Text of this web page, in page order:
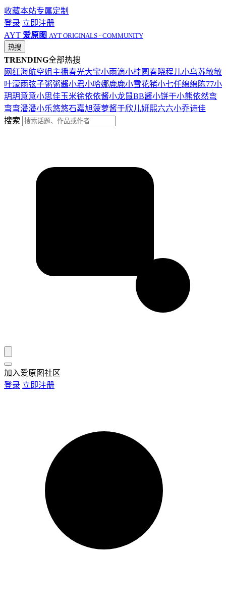
收藏本站专属定制
登录 立即注册
AYT 爱原图 AYT ORIGINALS · COMMUNITY
热搜
TRENDING全部热搜
网红海航空姐 主播春光大宝小雨滴小桂圆春晓程儿小乌苏敏敏
叶濛雨弦子粥粥酱小君小哈娜鹿鹿小雪花猪小七任绵绵 陈77小
玥玥意意小思佳玉米徐依依酱小龙鼠BB酱小饼干小熊依然弯
弯弯潘潘小乐悠悠石嘉旭菠萝酱于欣儿妍熙六六小乔诗佳
搜索
加入爱原图社区
登录 立即注册